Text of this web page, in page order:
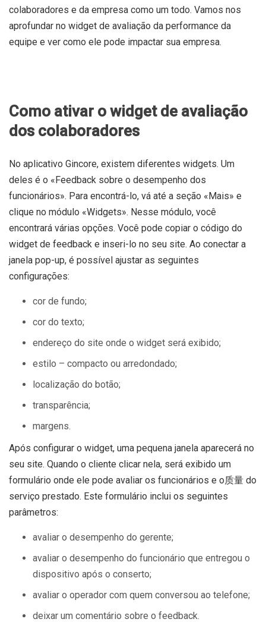
colaboradores e da empresa como um todo. Vamos nos
aprofundar no widget de avaliação da performance da
equipe e ver como ele pode impactar sua empresa.
Como ativar o widget de avaliação
dos colaboradores
No aplicativo Gincore, existem diferentes widgets. Um
deles é o «Feedback sobre o desempenho dos
funcionários». Para encontrá-lo, vá até a seção «Mais» e
clique no módulo «Widgets». Nesse módulo, você
encontrará várias opções. Você pode copiar o código do
widget de feedback e inseri-lo no seu site. Ao conectar a
janela pop-up, é possível ajustar as seguintes
configurações:
cor de fundo;
cor do texto;
endereço do site onde o widget será exibido;
estilo – compacto ou arredondado;
localização do botão;
transparência;
margens.
Após configurar o widget, uma pequena janela aparecerá no
seu site. Quando o cliente clicar nela, será exibido um
formulário onde ele pode avaliar os funcionários e o质量 do
serviço prestado. Este formulário inclui os seguintes
parâmetros:
avaliar o desempenho do gerente;
avaliar o desempenho do funcionário que entregou o
dispositivo após o conserto;
avaliar o operador com quem conversou ao telefone;
deixar um comentário sobre o feedback.